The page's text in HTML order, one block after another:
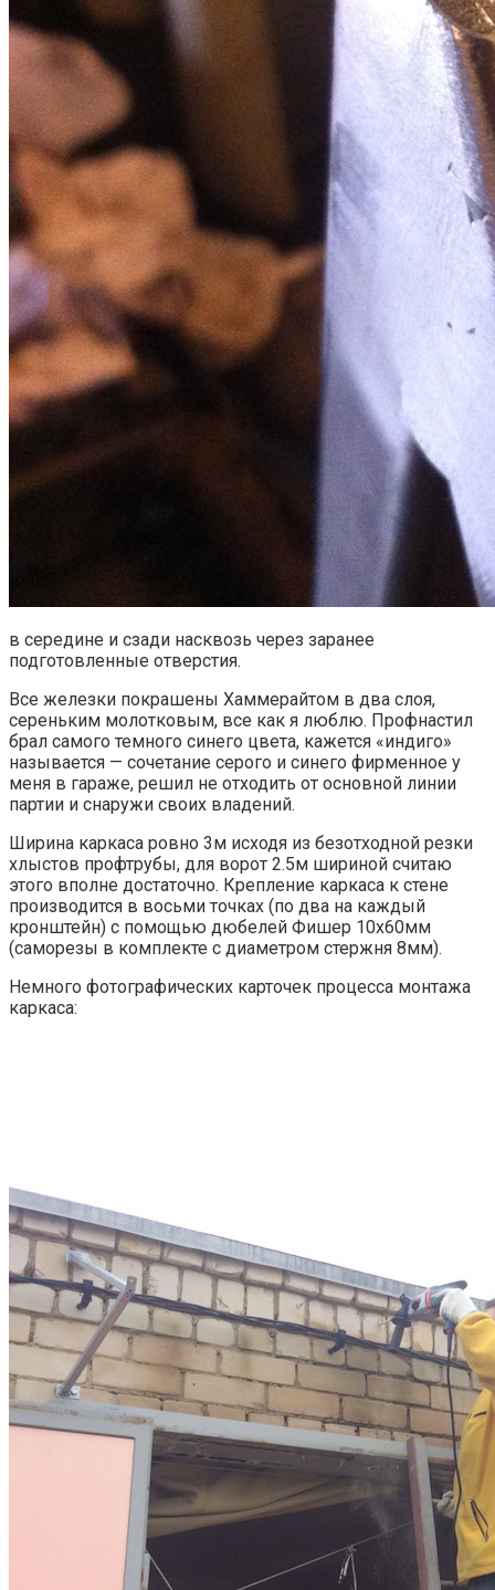
в середине и сзади насквозь через заранее
подготовленные отверстия.
Все железки покрашены Хаммерайтом в два слоя,
сереньким молотковым, все как я люблю. Профнастил
брал самого темного синего цвета, кажется «индиго»
называется — сочетание серого и синего фирменное у
меня в гараже, решил не отходить от основной линии
партии и снаружи своих владений.
Ширина каркаса ровно 3м исходя из безотходной резки
хлыстов профтрубы, для ворот 2.5м шириной считаю
этого вполне достаточно. Крепление каркаса к стене
производится в восьми точках (по два на каждый
кронштейн) с помощью дюбелей Фишер 10х60мм
(саморезы в комплекте с диаметром стержня 8мм).
Немного фотографических карточек процесса монтажа
каркаса: